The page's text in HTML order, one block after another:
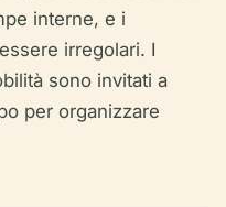
interne, e i
irregolari. I
sono invitati a
per organizzare